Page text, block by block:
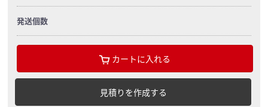
発送個数
カートに入れる
見積りを作成する